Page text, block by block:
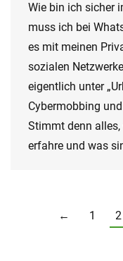
Wie bin ich sicher
muss ich bei
es mit meinen
sozialen
eigentlich unter
Cybermobbing
Stimmt denn
erfahre und was
← 1 2